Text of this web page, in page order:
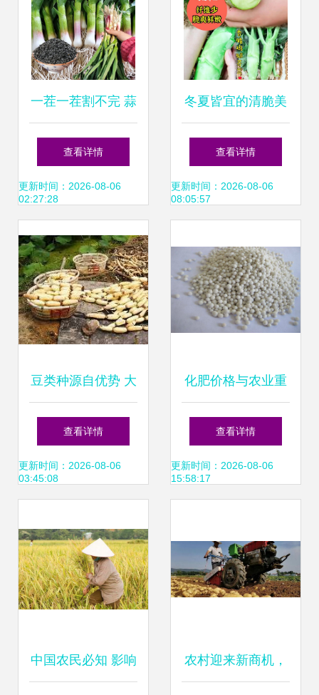
一茬一茬割不完 蒜
苗的四季种植指南
查看详情
更新时间：2026-08-06
02:27:28
冬夏皆宜的清脆美
味 鸡腿芥兰，打造
您的四季私家菜园
查看详情
更新时间：2026-08-06
08:05:57
豆类种源自优势 大
丰宝青育丰年
查看详情
更新时间：2026-08-06
03:45:08
化肥价格与农业重
要性 现代粮食生产
的命脉
查看详情
更新时间：2026-08-06
15:58:17
中国农民必知 影响 农村迎来新商机，